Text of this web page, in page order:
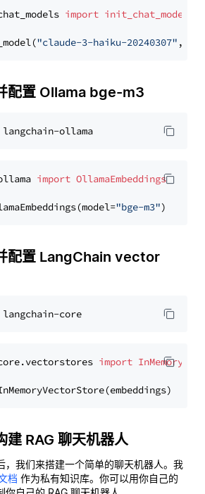
import init_chat_model
"claude-3-haiku-20240307" ,
配置 Ollama bge-m3
import OllamaEmbeddings
"bge-m3"
配置 LangChain vector
import
建 RAG 聊天机器人
，我们来搭建一个简单的聊天机器人。我
档 作为私有知识库。你可以用你自己的